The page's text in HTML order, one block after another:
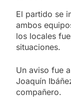
El partido se
ambos
los locales
situaciones.
Un aviso fue
Joaquín
compañero.